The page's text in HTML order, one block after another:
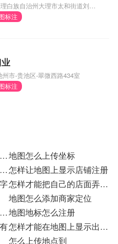
白族自治州大理市太和街道刘官
阳邑村290号
标注
州市-贵池区-翠微西路434室
标注
地图怎么上传坐标
怎样让地图上显示店铺注册
怎样才能把自己的店面弄到
网络上
地图怎么添加商家定位
地图地标怎么注册
怎样才能在地图上显示出来
店铺标
怎么上传地点到